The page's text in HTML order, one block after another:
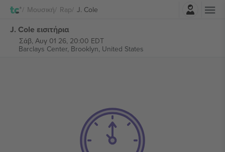
Μουσική Rap J. Cole
J. Cole εισιτήρια
Σάβ, Αυγ 01 26, 20:00 EDT
Barclays Center, Brooklyn, United States